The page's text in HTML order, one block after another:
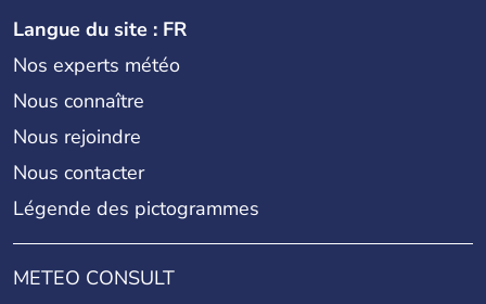
Langue du site : FR
Nos experts météo
Nous connaître
Nous rejoindre
Nous contacter
Légende des pictogrammes
METEO CONSULT